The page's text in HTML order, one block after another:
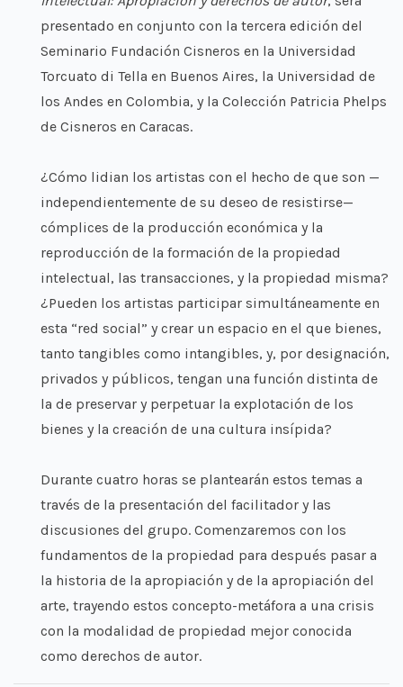
presentado en conjunto con la tercera edición del
Seminario Fundación Cisneros en la Universidad
Torcuato di Tella en Buenos Aires, la Universidad de
los Andes en Colombia, y la Colección Patricia Phelps
de Cisneros en Caracas.
¿Cómo lidian los artistas con el hecho de que son —
independientemente de su deseo de resistirse—
cómplices de la producción económica y la
reproducción de la formación de la propiedad
intelectual, las transacciones, y la propiedad misma?
¿Pueden los artistas participar simultáneamente en
esta “red social” y crear un espacio en el que bienes,
tanto tangibles como intangibles, y, por designación,
privados y públicos, tengan una función distinta de
la de preservar y perpetuar la explotación de los
bienes y la creación de una cultura insípida?
Durante cuatro horas se plantearán estos temas a
través de la presentación del facilitador y las
discusiones del grupo. Comenzaremos con los
fundamentos de la propiedad para después pasar a
la historia de la apropiación y de la apropiación del
arte, trayendo estos concepto-metáfora a una crisis
con la modalidad de propiedad mejor conocida
como derechos de autor.